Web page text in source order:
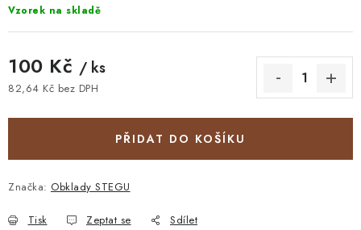
PROČ KOUPIT U NÁS?
Vzorek na skladě
100 Kč / ks
82,64 Kč bez DPH
PŘIDAT DO KOŠÍKU
Značka: Obklady STEGU
Tisk Zeptat se Sdílet